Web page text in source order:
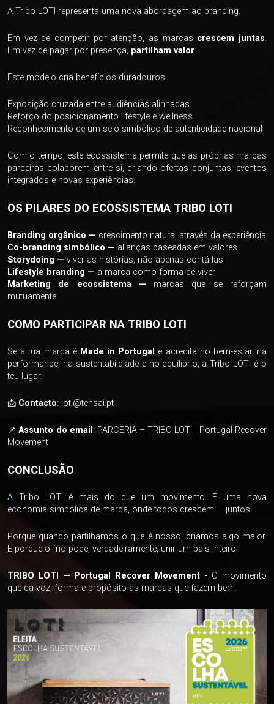
A Tribo LOTI representa uma nova abordagem ao branding.
Em vez de competir por atenção, as marcas crescem juntas.
Em vez de pagar por presença, partilham valor.
Este modelo cria benefícios duradouros:
Exposição cruzada entre audiências alinhadas
Reforço do posicionamento lifestyle e wellness
Reconhecimento de um selo simbólico de autenticidade nacional
Com o tempo, este ecossistema permite que as próprias marcas
parceiras colaborem entre si, criando ofertas conjuntas, eventos
integrados e novas experiências.
OS PILARES DO ECOSSISTEMA TRIBO LOTI
Branding orgânico — crescimento natural através da experiência
Co-branding simbólico — alianças baseadas em valores
Storydoing — viver as histórias, não apenas contá-las
Lifestyle branding — a marca como forma de viver
Marketing de ecossistema — marcas que se reforçam
mutuamente
COMO PARTICIPAR NA TRIBO LOTI
Se a tua marca é Made in Portugal e acredita no bem-estar, na
performance, na sustentabildiade e no equilíbrio, a Tribo LOTI é o
teu lugar.
📩 Contacto: loti@tensai.pt
📌 Assunto do email : PARCERIA – TRIBO LOTI | Portugal Recover
Movement
CONCLUSÃO
A Tribo LOTI é mais do que um movimento. É uma nova
economia simbólica de marca, onde todos crescem — juntos.
Porque quando partilhamos o que é nosso, criamos algo maior.
E porque o frio pode, verdadeiramente, unir um país inteiro.
TRIBO LOTI — Portugal Recover Movement - O movimento
que dá voz, forma e propósito às marcas que fazem bem.